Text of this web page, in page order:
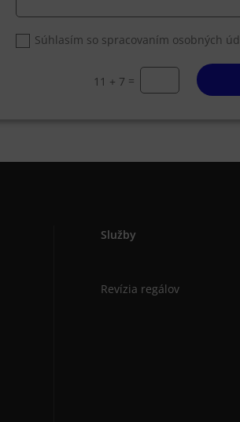
Súhlasím so spracovaním osobných
11 + 7 =
Služby
Revízia regálov